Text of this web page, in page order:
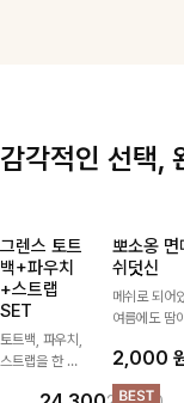
감각적인 선택,
그렌스 토트
백+파우치
+스트랩
SET
토트백, 파우치,
스트랩을 한 번
뽀소옹 면
쉬덧신
메쉬로 되어
여름에도 땀이
음도 당당해지
요:-)
2,000